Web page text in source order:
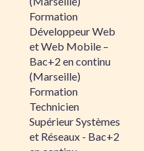
Formation
Développeur Web
et Web Mobile –
Bac+2 en continu
(Marseille)
Formation
Technicien
Supérieur Systèmes
et Réseaux - Bac+2